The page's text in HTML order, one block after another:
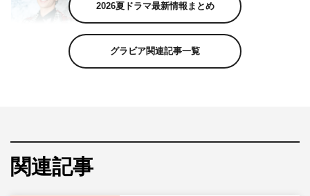
坂井翔と君沢ユウキがW主演を務めるBLドラマ『えっち
原作は、鳩屋タマによる同名コミック（海王社）。最新7
巻でシリーズ累計190万部を突破するなど、BLファンの間
2026夏ドラマ最新情報まとめ
グラビア関連記事一覧
関連記事